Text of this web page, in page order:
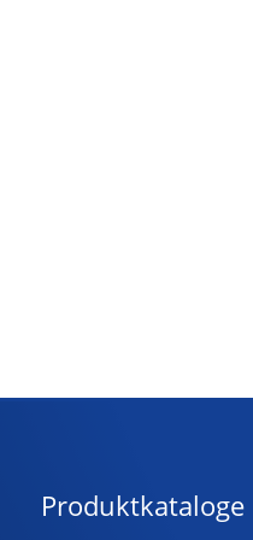
Produktkataloge